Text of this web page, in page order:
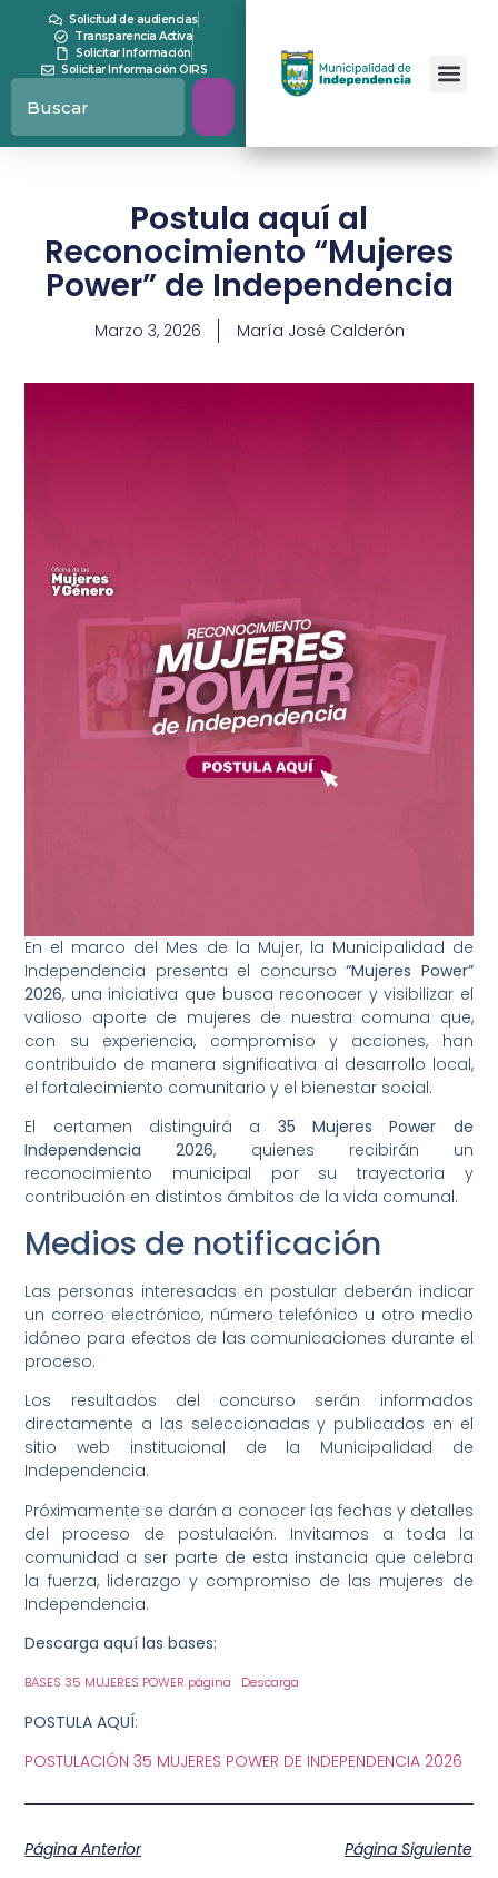
Solicitud de audiencias
Transparencia Activa
Solicitar Información
Solicitar Información OIRS
Postula aquí al
Reconocimiento “Mujeres
Power” de Independencia
Marzo 3, 2026 María José Calderón
En el marco del Mes de la Mujer, la Municipalidad de
Independencia presenta el concurso“Mujeres Power”
2026, una iniciativa que busca reconocer y visibilizar el
valioso aporte de mujeres de nuestra comuna que,
con su experiencia, compromiso y acciones, han
contribuido de manera significativa al desarrollo local,
el fortalecimiento comunitario y el bienestar social.
El certamen distinguirá a 35 Mujeres Power de
Independencia 2026, quienes recibirán un
reconocimiento municipal por su trayectoria y
contribución en distintos ámbitos de la vida comunal.
Medios de notificación
Las personas interesadas en postular deberán indicar
un correo electrónico, número telefónico u otro medio
idóneo para efectos de las comunicaciones durante el
proceso.
Los resultados del concurso serán informados
directamente a las seleccionadas y publicados en el
sitio web institucional de la Municipalidad de
Independencia.
Próximamente se darán a conocer las fechas y detalles
del proceso de postulación. Invitamos a toda la
comunidad a ser parte de esta instancia que celebra
la fuerza, liderazgo y compromiso de las mujeres de
Independencia.
Descarga aquí las bases:
BASES 35 MUJERES POWER página Descarga
POSTULA AQUÍ:
POSTULACIÓN 35 MUJERES POWER DE INDEPENDENCIA 2026
Página Anterior Página Siguiente